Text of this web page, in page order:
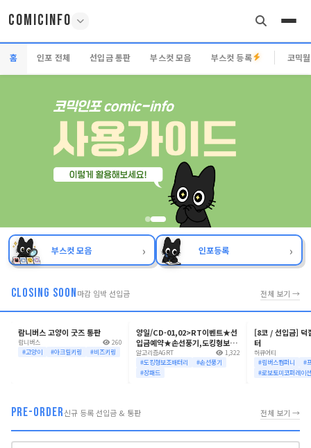
COMICINFO
홈 인포 전체 선입금 통판 부스컷 모음 부스컷 등록 코믹
부스컷 모음 › 인포등록 ›
CLOSING SOON 마감 임박 선입금 전체 보기 →
D-0
코믹월드 335 일산
람니버스 고양이 굿즈 통판
람니버스
260
#고양이
#아크릴키링 #비즈키링
D-1
코믹월드 335 일산
양일/CD-01,02>RT이벤트★선
입금예약★손선풍기,도킹형보조
배터리,키링,장패드,에코백,무드
등,아크릴스탠드,일러스트북 블
루아카이브/원신/케데헌
알고리즘AGRT
1,322
#도킹형보조배터리
#손선풍기
#장패드
D-1
코믹월드 335 일산
[8코 / 선입금] 덕
터
허큐어티
#림버스컴퍼니
#
#로보토미코퍼레이션
PRE-ORDER신규 등록 선입금 & 통판 전체 보기 →